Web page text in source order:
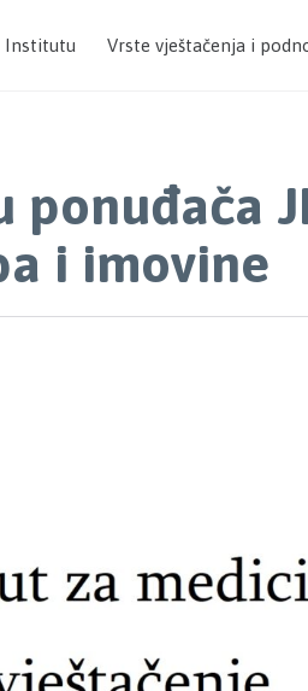
Institutu Vrste vještačenja i
ponuđača
i imovine